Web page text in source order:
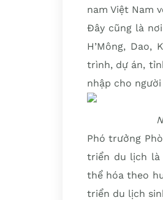
nam Việt Nam
Đây cũng là
H’Mông,
trình, dự án,
nhập cho
Phó trưởng
triển du lịch là
thể hóa theo
triển du lịch